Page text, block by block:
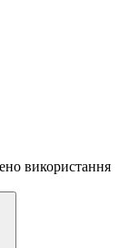
використання